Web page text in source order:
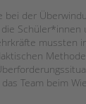
bei der
Schüler*innen
mussten
Team beim